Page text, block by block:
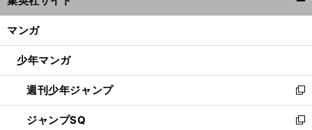
ィ
ン
ウ
開
く
マンガ
少年マンガ
週刊少年ジャンプ
新
し
い
ジャンプSQ
新